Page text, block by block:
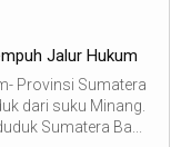
Jalur Hukum
Provinsi Sumatera
dari suku Minang.
Sumatera Ba...